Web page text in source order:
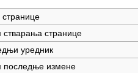
странице
стварања странице
уредник
последње измене